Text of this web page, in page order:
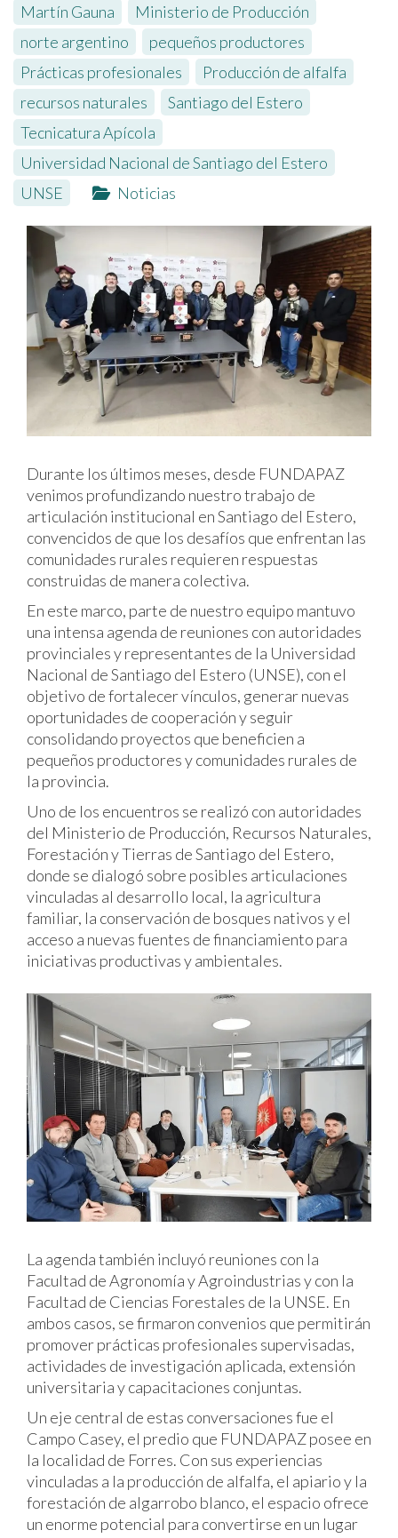
Martín Gauna
Ministerio de Producción
norte argentino
pequeños productores
Prácticas profesionales
Producción de alfalfa
recursos naturales
Santiago del Estero
Tecnicatura Apícola
Universidad Nacional de Santiago del Estero
UNSE
Noticias
Durante los últimos meses, desde FUNDAPAZ
venimos profundizando nuestro trabajo de
articulación institucional en Santiago del Estero,
convencidos de que los desafíos que enfrentan las
comunidades rurales requieren respuestas
construidas de manera colectiva.
En este marco, parte de nuestro equipo mantuvo
una intensa agenda de reuniones con autoridades
provinciales y representantes de la Universidad
Nacional de Santiago del Estero (UNSE), con el
objetivo de fortalecer vínculos, generar nuevas
oportunidades de cooperación y seguir
consolidando proyectos que beneficien a
pequeños productores y comunidades rurales de
la provincia.
Uno de los encuentros se realizó con autoridades
del Ministerio de Producción, Recursos Naturales,
Forestación y Tierras de Santiago del Estero,
donde se dialogó sobre posibles articulaciones
vinculadas al desarrollo local, la agricultura
familiar, la conservación de bosques nativos y el
acceso a nuevas fuentes de financiamiento para
iniciativas productivas y ambientales.
La agenda también incluyó reuniones con la
Facultad de Agronomía y Agroindustrias y con la
Facultad de Ciencias Forestales de la UNSE. En
ambos casos, se firmaron convenios que permitirán
promover prácticas profesionales supervisadas,
actividades de investigación aplicada, extensión
universitaria y capacitaciones conjuntas.
Un eje central de estas conversaciones fue el
Campo Casey, el predio que FUNDAPAZ posee en
la localidad de Forres. Con sus experiencias
vinculadas a la producción de alfalfa, el apiario y la
forestación de algarrobo blanco, el espacio ofrece
un enorme potencial para convertirse en un lugar